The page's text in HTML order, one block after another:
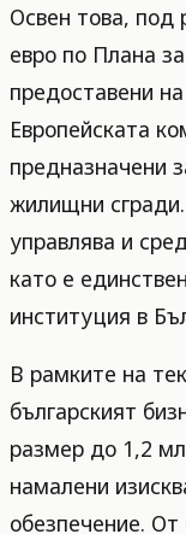
Освен това, под
евро по Плана
предоставени
Европейската
предназначени
жилищни
управлява и
като е
институция в
В рамките на
българският
размер до 1,2
намалени
обезпечение.